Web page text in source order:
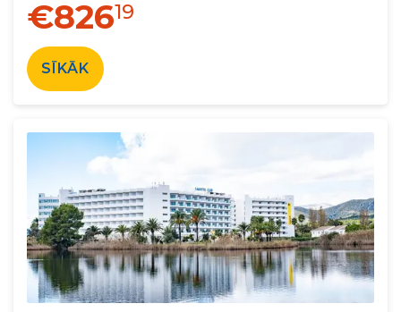
€82619
SĪKĀK